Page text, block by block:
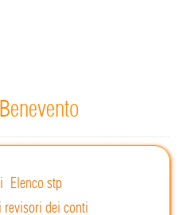
Elenco stp
revisori dei conti